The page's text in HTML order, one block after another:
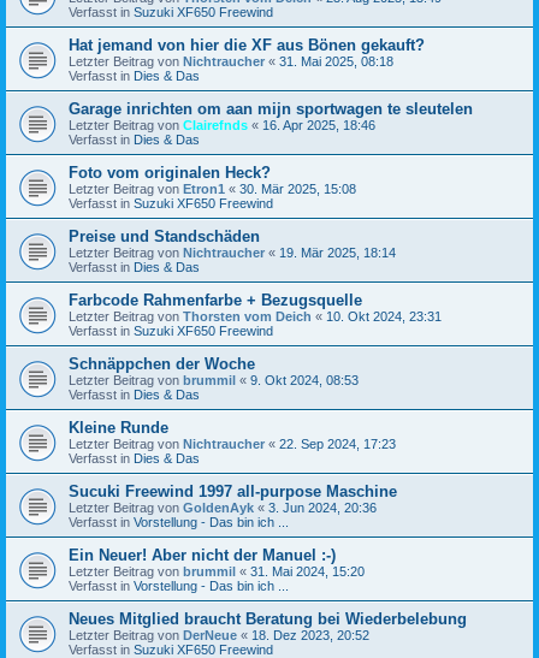
Verfasst in Suzuki XF650 Freewind
Hat jemand von hier die XF aus Bönen gekauft?
Letzter Beitrag von Nichtraucher « 31. Mai 2025, 08:18
Verfasst in Dies & Das
Garage inrichten om aan mijn sportwagen te sleutelen
Letzter Beitrag von Clairefnds « 16. Apr 2025, 18:46
Verfasst in Dies & Das
Foto vom originalen Heck?
Letzter Beitrag von Etron1 « 30. Mär 2025, 15:08
Verfasst in Suzuki XF650 Freewind
Preise und Standschäden
Letzter Beitrag von Nichtraucher « 19. Mär 2025, 18:14
Verfasst in Dies & Das
Farbcode Rahmenfarbe + Bezugsquelle
Letzter Beitrag von Thorsten vom Deich « 10. Okt 2024, 23:31
Verfasst in Suzuki XF650 Freewind
Schnäppchen der Woche
Letzter Beitrag von brummil « 9. Okt 2024, 08:53
Verfasst in Dies & Das
Kleine Runde
Letzter Beitrag von Nichtraucher « 22. Sep 2024, 17:23
Verfasst in Dies & Das
Sucuki Freewind 1997 all-purpose Maschine
Letzter Beitrag von GoldenAyk « 3. Jun 2024, 20:36
Verfasst in Vorstellung - Das bin ich ...
Ein Neuer! Aber nicht der Manuel :-)
Letzter Beitrag von brummil « 31. Mai 2024, 15:20
Verfasst in Vorstellung - Das bin ich ...
Neues Mitglied braucht Beratung bei Wiederbelebung
Letzter Beitrag von DerNeue « 18. Dez 2023, 20:52
Verfasst in Suzuki XF650 Freewind